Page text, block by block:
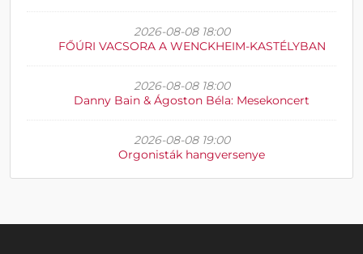
2026-08-08 18:00
FŐÚRI VACSORA A WENCKHEIM-KASTÉLYBAN
2026-08-08 18:00
Danny Bain & Ágoston Béla: Mesekoncert
2026-08-08 19:00
Orgonisták hangversenye